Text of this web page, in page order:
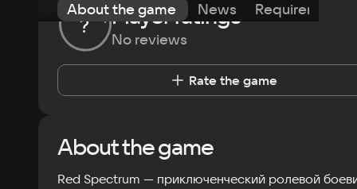
About the game News Requirements
? Player ratings
No reviews
Rate the game
About the game
Red Spectrum — приключенческий ролевой